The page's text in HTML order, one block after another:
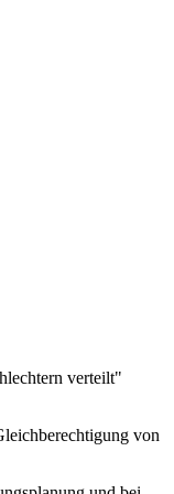
verteilt"
von